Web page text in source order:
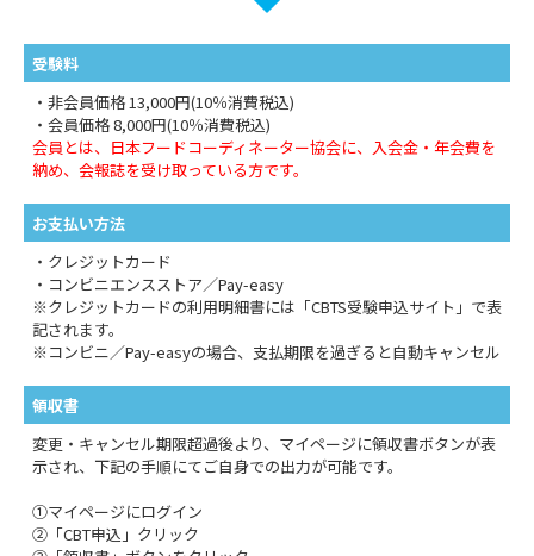
受験料
・非会員価格 13,000円(10％消費税込)
・会員価格 8,000円(10％消費税込)
会員とは、日本フードコーディネーター協会に、入会金・年会費を
納め、会報誌を受け取っている方です。
お支払い方法
・クレジットカード
・コンビニエンスストア／Pay-easy
※クレジットカードの利用明細書には「CBTS受験申込サイト」で表
記されます。
※コンビニ／Pay-easyの場合、支払期限を過ぎると自動キャンセル
領収書
変更・キャンセル期限超過後より、マイページに領収書ボタンが表
示され、下記の手順にてご自身での出力が可能です。
①マイページにログイン
②「CBT申込」クリック